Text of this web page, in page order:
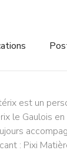
est un
le Gaulois
: Pixi